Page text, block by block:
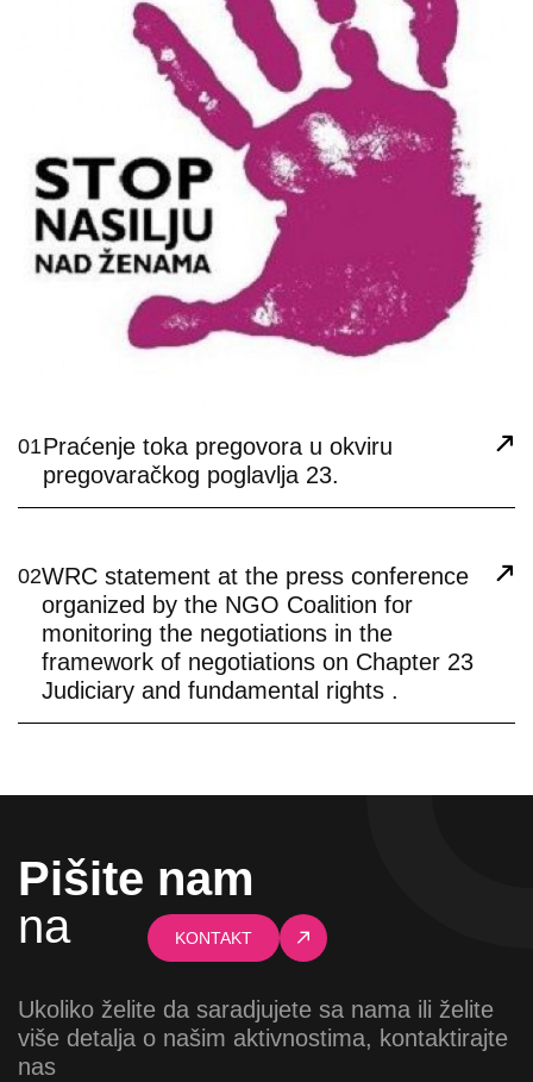
01Praćenje toka pregovora u okviru
pregovaračkog poglavlja 23.
02WRC statement at the press conference
organized by the NGO Coalition for
monitoring the negotiations in the
framework of negotiations on Chapter 23
Judiciary and fundamental rights .
Pišite nam
na
KONTAKT
Ukoliko želite da saradjujete sa nama ili želite
više detalja o našim aktivnostima, kontaktirajte
nas